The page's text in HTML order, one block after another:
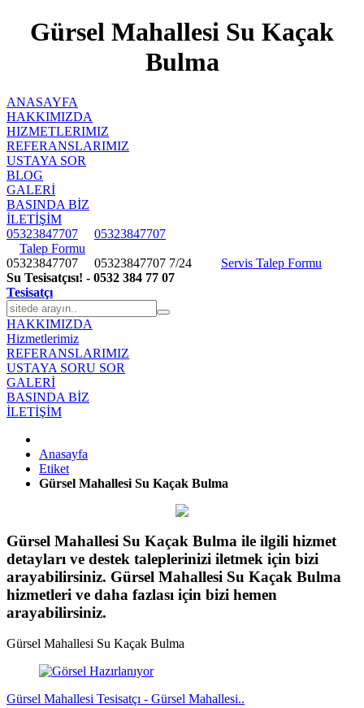
Gürsel Mahallesi Su Kaçak
Bulma
ANASAYFA
HAKKIMIZDA
HIZMETLERIMIZ
REFERANSLARIMIZ
USTAYA SOR
BLOG
GALERİ
BASINDA BİZ
İLETİŞİM
05323847707
05323847707
Talep Formu
05323847707 05323847707 7/24
Servis Talep Formu
Su Tesisatçısı! - 0532 384 77 07
Tesisatçı
HAKKIMIZDA
Hizmetlerimiz
REFERANSLARIMIZ
USTAYA SORU SOR
GALERİ
BASINDA BİZ
İLETİŞİM
Anasayfa
Etiket
Gürsel Mahallesi Su Kaçak Bulma
Gürsel Mahallesi Su Kaçak Bulma ile ilgili hizmet
detayları ve destek taleplerinizi iletmek için bizi
arayabilirsiniz. Gürsel Mahallesi Su Kaçak Bulma
hizmetleri ve daha fazlası için bizi hemen
arayabilirsiniz.
Gürsel Mahallesi Su Kaçak Bulma
Gürsel Mahallesi Tesisatçı - Gürsel Mahallesi..